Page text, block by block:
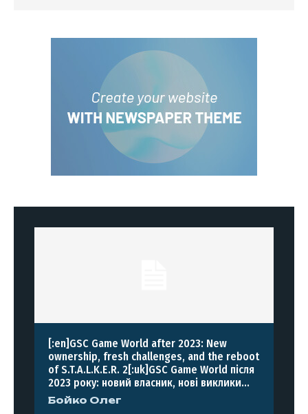
[:en]GSC Game World after 2023: New
ownership, fresh challenges, and the reboot
of S.T.A.L.K.E.R. 2[:uk]GSC Game World після
2023 року: новий власник, нові виклики...
Бойко Олег